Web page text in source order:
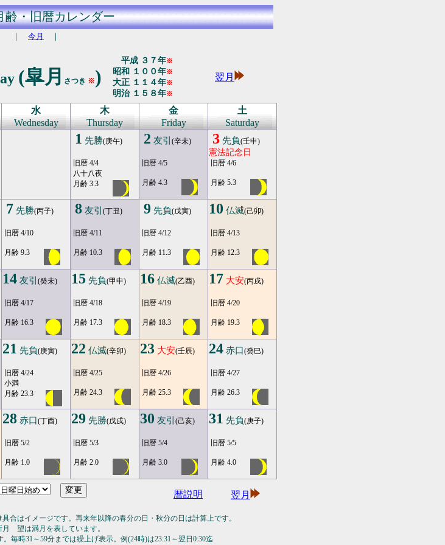
齢・旧暦カレンダー
｜ 今月 ｜
(皐月 さつき ※)
平成 ３７年※
昭和 １００年※
大正 １１４年※
明治 １５８年※
翌月
水
Wednesday
木
Thursday
金
Friday
土
Saturday
1 先勝(庚午)
旧暦 4/4
八十八夜
月齢 3.3
2 友引 (辛未)
旧暦 4/5
月齢 4.3
3 先負(壬申)
憲法記念日
旧暦 4/6
月齢 5.3
7 先勝(丙子)
旧暦 4/10
月齢 9.3
8 友引 (丁丑)
旧暦 4/11
月齢 10.3
9 先負(戊寅)
旧暦 4/12
月齢 11.3
10 仏滅(己卯)
旧暦 4/13
月齢 12.3
14 友引 (癸未)
旧暦 4/17
月齢 16.3
15 先負(甲申)
旧暦 4/18
月齢 17.3
16 仏滅(乙酉)
旧暦 4/19
月齢 18.3
17 大安(丙戌)
旧暦 4/20
月齢 19.3
21 先負(庚寅)
旧暦 4/24
小満
月齢 23.3
22 仏滅(辛卯)
旧暦 4/25
月齢 24.3
23 大安(壬辰)
旧暦 4/26
月齢 25.3
24 赤口(癸巳)
旧暦 4/27
月齢 26.3
28 赤口(丁酉)
旧暦 5/2
月齢 1.0
29 先勝(戊戌)
旧暦 5/3
月齢 2.0
30 友引 (己亥)
旧暦 5/4
月齢 3.0
31 先負(庚子)
旧暦 5/5
月齢 4.0
暦説明 翌月
合はイメージです。再来年以降の春分の日・秋分の日は計算上です。
望は満月を表しています。
毎時31～59分までは繰上げ表示。例(24時)は23:31～翌日0:30迄